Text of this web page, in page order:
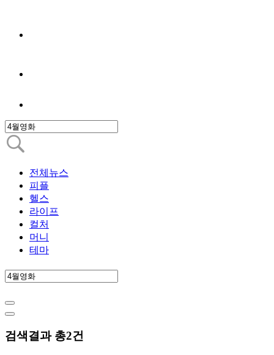
전체뉴스
피플
헬스
라이프
컬처
머니
테마
검색결과 총2건